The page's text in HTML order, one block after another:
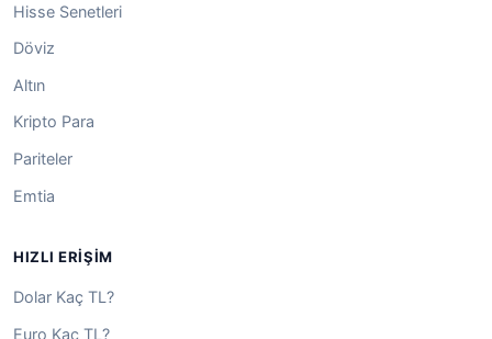
Hisse Senetleri
Döviz
Altın
Kripto Para
Pariteler
Emtia
HIZLI ERIŞIM
Dolar Kaç TL?
Euro Kaç TL?